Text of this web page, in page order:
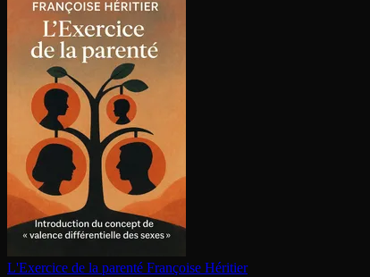
L'Exercice de la parenté Françoise Héritier